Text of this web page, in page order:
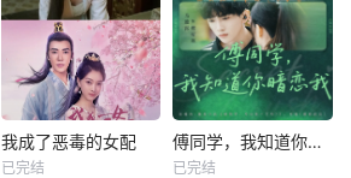
我成了恶毒的女配
已完结
傅同学，我知道你暗恋我
已完结